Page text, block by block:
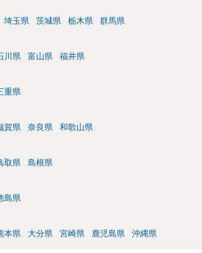
埼玉県 茨城県 栃木県 群馬県
川県 富山県 福井県
重県
賀県 奈良県 和歌山県
取県 島根県
島県
本県 大分県 宮崎県 鹿児島県 沖縄県